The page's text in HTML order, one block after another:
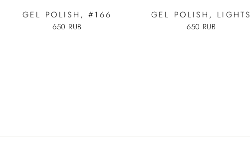
GEL POLISH, #166
650 RUB
GEL POLISH, LIGHTS
650 RUB